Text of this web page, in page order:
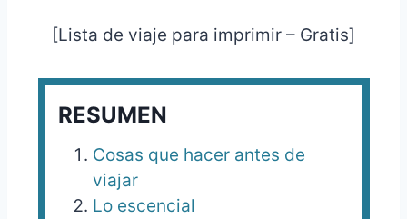
[Lista de viaje para imprimir – Gratis]
RESUMEN
Cosas que hacer antes de
viajar
Lo escencial